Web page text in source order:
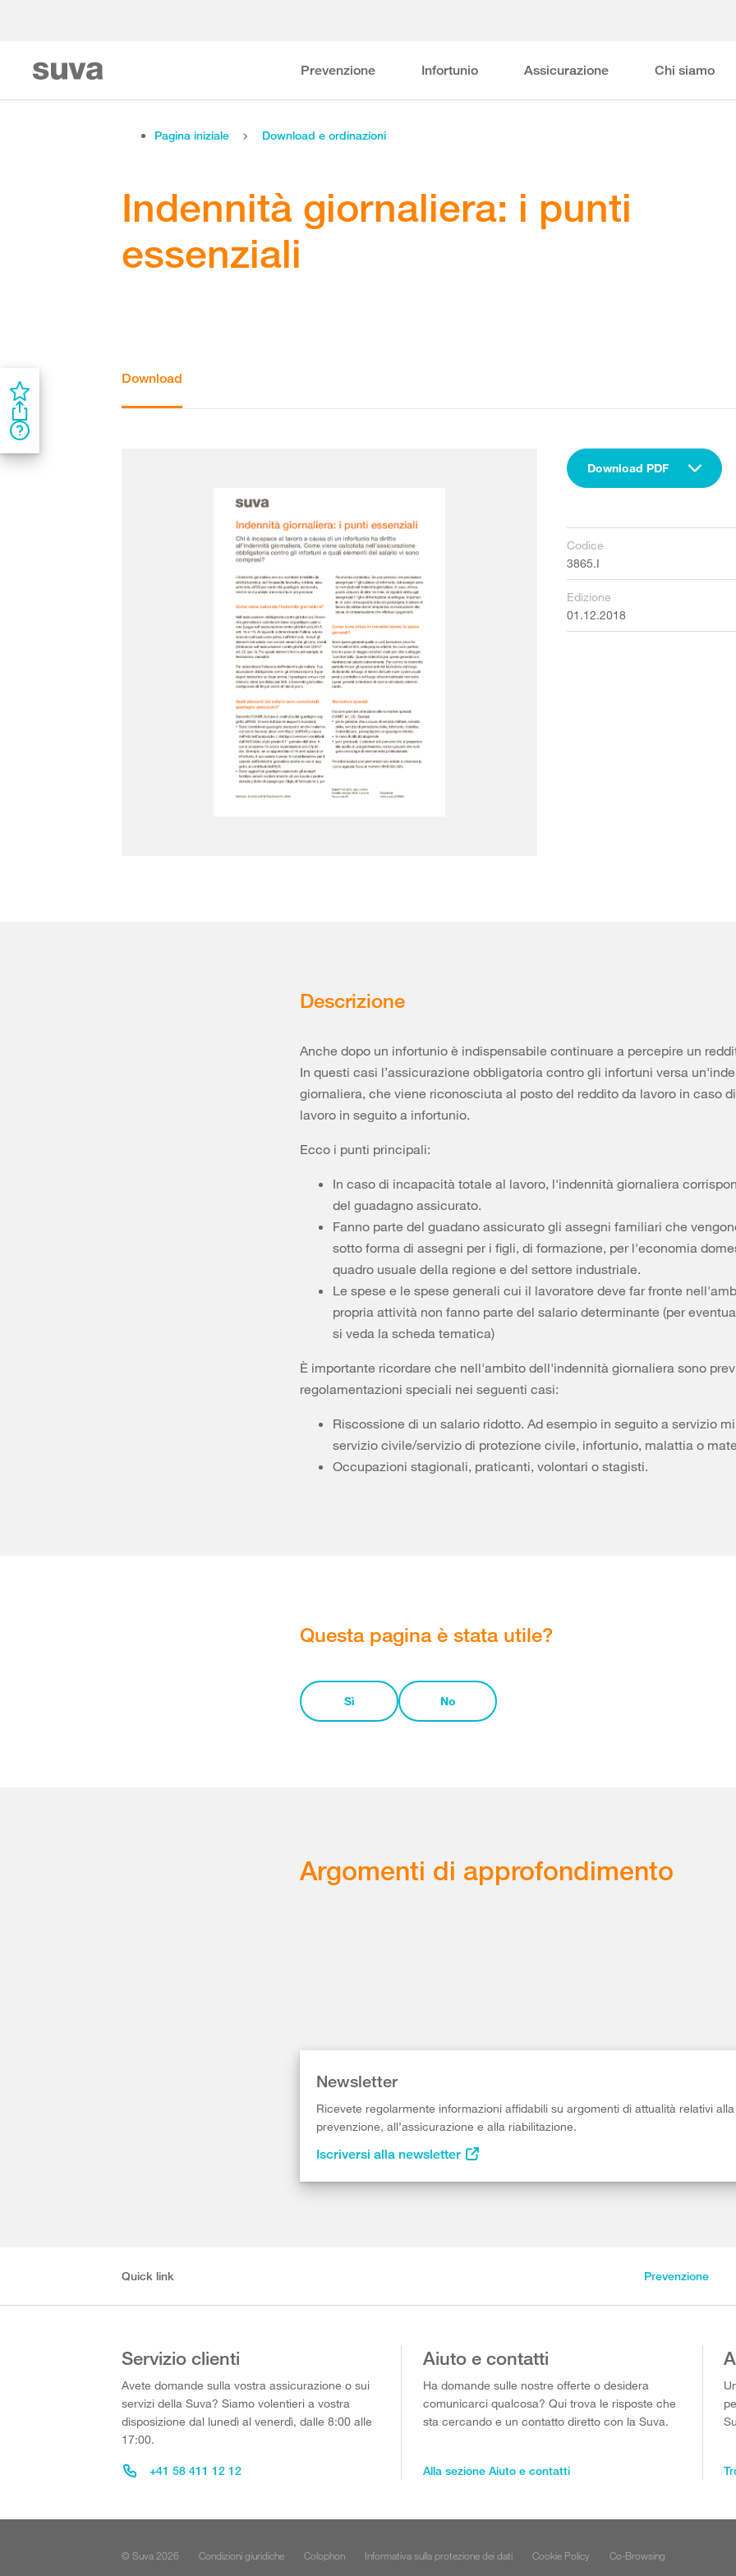
Prevenzione Infortunio Assicurazione Chi siamo
Pagina iniziale Download e ordinazioni
Indennità giornaliera: i punti
essenziali
Download
Download PDF
Codice
3865.I
Edizione
01.12.2018
Descrizione
Anche dopo un infortunio è indispensabile continuare a percepire un
In questi casi l’assicurazione obbligatoria contro gli infortuni versa
giornaliera, che viene riconosciuta al posto del reddito da lavoro in caso
lavoro in seguito a infortunio.
Ecco i punti principali:
In caso di incapacità totale al lavoro, l'indennità giornaliera
del guadagno assicurato.
Fanno parte del guadano assicurato gli assegni familiari che
sotto forma di assegni per i figli, di formazione, per l'economia
quadro usuale della regione e del settore industriale.
Le spese e le spese generali cui il lavoratore deve far fronte
propria attività non fanno parte del salario determinante (per
si veda la scheda tematica)
È importante ricordare che nell'ambito dell'indennità giornaliera sono
regolamentazioni speciali nei seguenti casi:
Riscossione di un salario ridotto. Ad esempio in seguito a servizio
servizio civile/servizio di protezione civile, infortunio, malattia o
Occupazioni stagionali, praticanti, volontari o stagisti.
Questa pagina è stata utile?
Sì No
Argomenti di approfondimento
Newsletter
Ricevete regolarmente informazioni affidabili su argomenti di attualità relativi alla
prevenzione, all’assicurazione e alla riabilitazione.
Iscriversi alla newsletter
Quick link Prevenzione
Servizio clienti
Avete domande sulla vostra assicurazione o sui
servizi della Suva? Siamo volentieri a vostra
disposizione dal lunedì al venerdì, dalle 8:00 alle
17:00.
+41 58 411 12 12
Aiuto e contatti
Ha domande sulle nostre offerte o desidera
comunicarci qualcosa? Qui trova le risposte che
sta cercando e un contatto diretto con la Suva.
Alla sezione Aiuto e contatti
© Suva 2026 Condizioni giuridiche Colophon Informativa sulla protezione dei dati Cookie Policy Co-Browsing